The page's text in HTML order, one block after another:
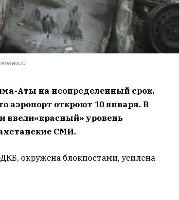
Аты на неопределенный срок.
аэропорт откроют 10 января. В
ввели«красный» уровень
СМИ.
окружена блокпостами, усилена